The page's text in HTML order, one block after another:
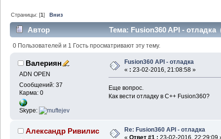
Страницы: [1]Вниз
Автор Тема: Fusion360 API - отладка
0 Пользователей и 1 Гость просматривают эту тему.
Валериян
ADN OPEN
Сообщений: 37
Карма: 0
Skype:
Fusion360 API - отладка
« : 23-02-2016, 21:08:58 »
Еще вопрос.
Как вести отладку в С++ Fusion360?
Александр Ривилис
Re: Fusion360 API - отладка
« Ответ #1 : 23-02-2016, 22:29:09